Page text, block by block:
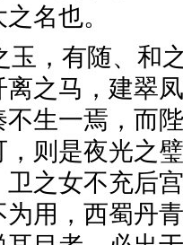
之名也。
玉，有随、和
之马，建翠
生一焉，而
则是夜光之
之女不充后
用，西蜀丹